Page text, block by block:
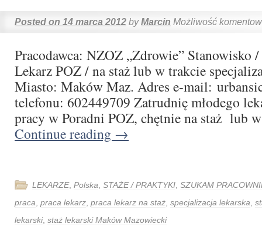
Posted on 14 marca 2012 by Marcin Możliwość
Pracodawca: NZOZ „Zdrowie” Stanowisko
Lekarz POZ / na staż lub w trakcie
Miasto: Maków Maz. Adres e-mail:
telefonu: 602449709 Zatrudnię młodego
pracy w Poradni POZ, chętnie na staż lub
Continue reading →
LEKARZE, Polska STAŻE / PRAKTYKI SZUKAM
praca praca lekarz praca lekarz na staż specjalizacja lekarska
lekarski, staż lekarski Maków Mazowiecki